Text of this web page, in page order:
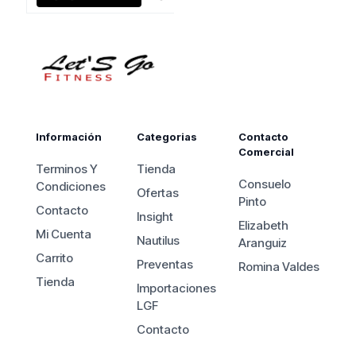
Información
Terminos Y
Condiciones
Contacto
Mi Cuenta
Carrito
Tienda
Categorias
Tienda
Ofertas
Insight
Nautilus
Preventas
Importaciones
LGF
Contacto
Contacto
Comercial
Consuelo
Pinto
Elizabeth
Aranguiz
Romina Valdes